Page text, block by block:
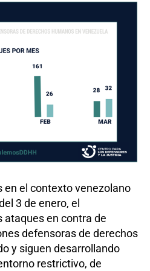
en el contexto venezolano
3 de enero, el
en contra de
defensoras de derechos
y siguen desarrollando
restrictivo, de